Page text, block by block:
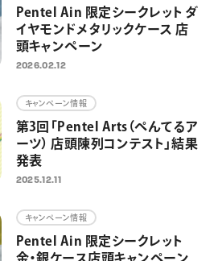
Pentel Ain 限定シークレット ダ
イヤモンドメタリックケース 店
頭キャンペーン
2026.02.12
キャンペーン情報
第3回「Pentel Arts（ぺんてるア
ーツ） 店頭陳列コンテスト」結果
発表
2025.12.11
キャンペーン情報
Pentel Ain 限定シークレット
金・銀ケース店頭キャンペーン